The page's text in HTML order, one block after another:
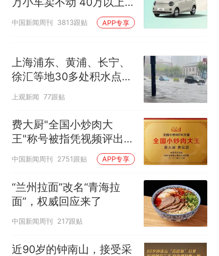
的抢购
中国新闻周刊 3813跟贴 APP专享
上海浦东、黄浦、长宁、
徐汇等地30多处积水点正
在抢排
上观新闻 77跟贴
费大厨"全国小炒肉大
王"称号被指凭视频评出
官方回应
中国新闻周刊 2751跟贴 APP专享
“兰州拉面”改名“青海拉
面”，权威回应来了
中国新闻周刊 217跟贴
近90岁的钟南山，接受采